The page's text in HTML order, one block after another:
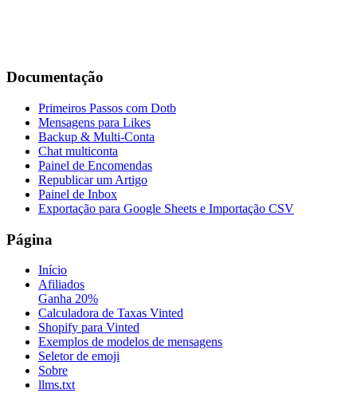
Documentação
Primeiros Passos com Dotb
Mensagens para Likes
Backup & Multi-Conta
Chat multiconta
Painel de Encomendas
Republicar um Artigo
Painel de Inbox
Exportação para Google Sheets e Importação CSV
Página
Início
Afiliados
Ganha 20%
Calculadora de Taxas Vinted
Shopify para Vinted
Exemplos de modelos de mensagens
Seletor de emoji
Sobre
llms.txt